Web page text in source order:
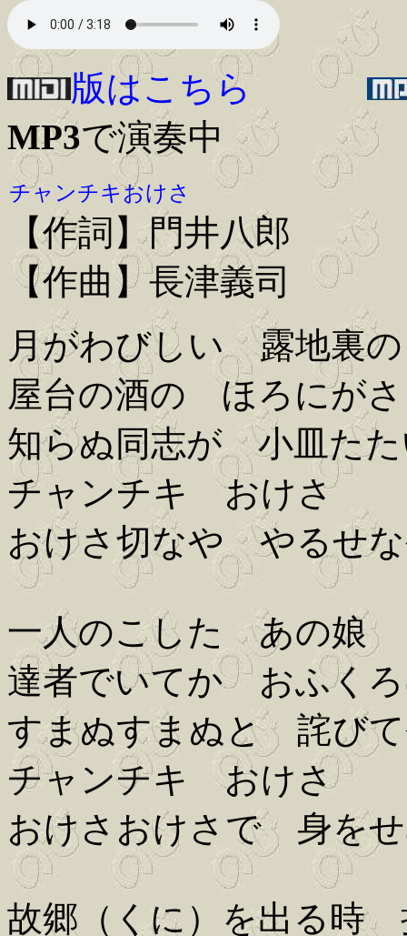
版はこちら
MP3で演奏中
チャンチキおけさ
【作詞】門井八郎
【作曲】長津義司
月がわびしい 露地裏の
屋台の酒の ほろにがさ
知らぬ同志が 小皿た
チャンチキ おけさ
おけさ切なや やるせ
一人のこした あの娘
達者でいてか おふく
すまぬすまぬと 詫び
チャンチキ おけさ
おけさおけさで 身を
故郷（くに）を出る時